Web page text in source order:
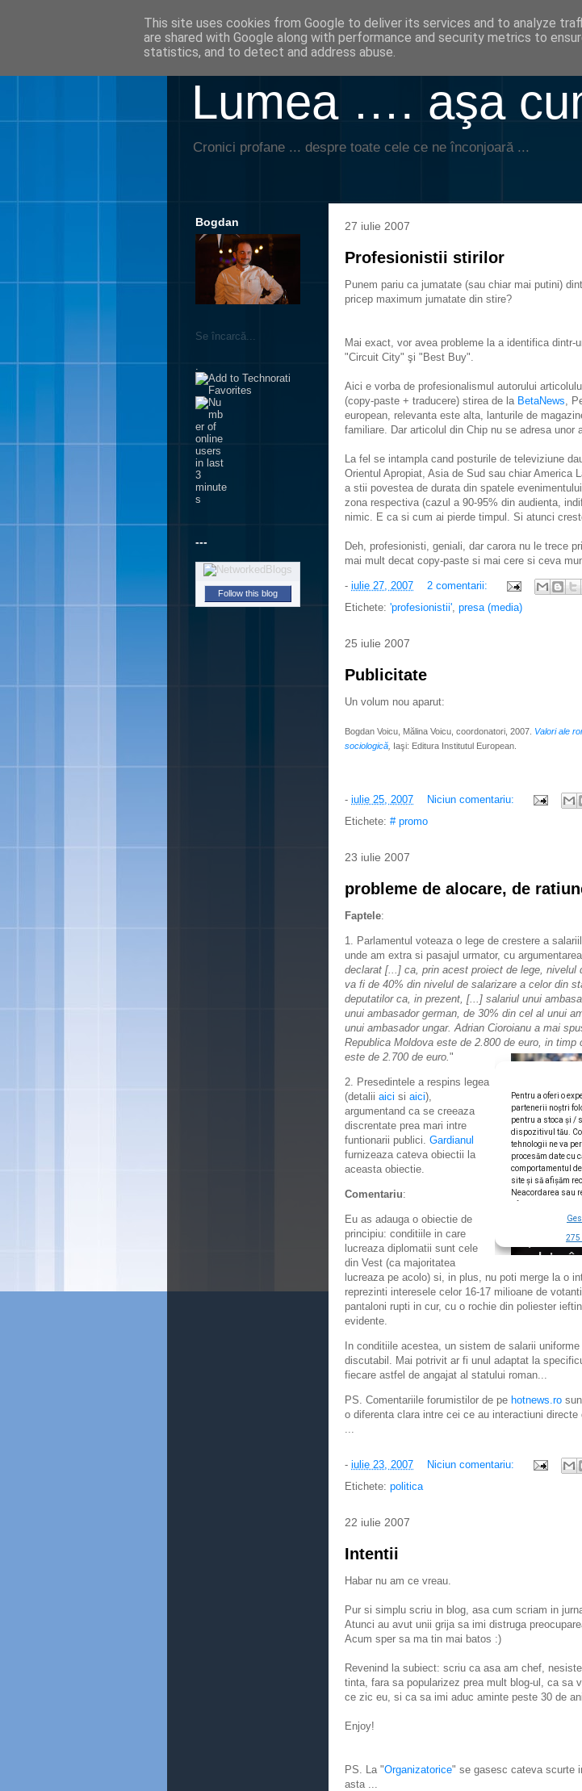
Lumea …. aşa
Cronici profane ... despre toate cele ce ne înconjoară ...
27 iulie 2007
Profesionistii stirilor
Punem pariu ca jumatate (sau chiar mai putini)
pricep maximum jumatate din stire?
Mai exact, vor avea probleme la a identifica dintr-
"Circuit City" şi "Best Buy".
Aici e vorba de profesionalismul autorului
(copy-paste + traducere) stirea de la BetaNews,
european, relevanta este alta, lanturile de
familiare. Dar articolul din Chip nu se adresa unor
La fel se intampla cand posturile de televiziune
Orientul Apropiat, Asia de Sud sau chiar America
a stii povestea de durata din spatele
zona respectiva (cazul a 90-95% din audienta,
nimic. E ca si cum ai pierde timpul. Si atunci
Deh, profesionisti, geniali, dar carora nu le trece
mai mult decat copy-paste si mai cere si ceva
- iulie 27, 2007
2 comentarii:
Etichete: 'profesionistii', presa (media)
25 iulie 2007
Publicitate
Un volum nou aparut:
Bogdan Voicu, Mălina Voicu, coordonatori, 2007. Valori ale
sociologică Iaşi: Editura Institutul European.
- iulie 25, 2007
Niciun comentariu:
Etichete: # promo
23 iulie 2007
probleme de alocare, de
Faptele:
1. Parlamentul voteaza o lege de crestere a
unde am extra si pasajul urmator, cu
declarat [...] ca, prin acest proiect de lege, nivelul
va fi de 40% din nivelul de salarizare a celor din
deputatilor ca, in prezent, [...] salariul unui
unui ambasador german, de 30% din cel al unui
unui ambasador ungar. Adrian Cioroianu a mai
Republica Moldova este de 2.800 de euro, in timp
este de 2.700 de euro."
2. Presedintele a respins legea
(detalii aici si aici),
argumentand ca se creeaza
discrentate prea mari intre
funtionarii publici. Gardianul
furnizeaza cateva obiectii la
aceasta obiectie.
Comentariu:
Eu as adauga o obiectie de
principiu: conditiile in care
lucreaza diplomatii sunt cele
din Vest (ca majoritatea
lucreaza pe acolo) si, in plus, nu poti merge la o
reprezinti interesele celor 16-17 milioane de
pantaloni rupti in cur, cu o rochie din poliester
evidente.
In conditiile acestea, un sistem de salarii
discutabil. Mai potrivit ar fi unul adaptat la
fiecare astfel de angajat al statului roman...
PS. Comentariile forumistilor de pe hotnews.ro
o diferenta clara intre cei ce au interactiuni
...
- iulie 23, 2007
Niciun comentariu:
Etichete: politica
22 iulie 2007
Intentii
Habar nu am ce vreau.
Pur si simplu scriu in blog, asa cum scriam in
Atunci au avut unii grija sa imi distruga
Acum sper sa ma tin mai batos :)
Revenind la subiect: scriu ca asa am chef,
tinta, fara sa popularizez prea mult blog-ul, ca sa
ce zic eu, si ca sa imi aduc aminte peste 30 de
Enjoy!
PS. La "Organizatorice" se gasesc cateva scurte
asta ...
Bogdan
Se încarcă...
.
---
Follow this blog
This site uses cookies from Google to deliver its services and to analyze
are shared with Google along with performance and security metrics to
statistics, and to detect and address abuse.